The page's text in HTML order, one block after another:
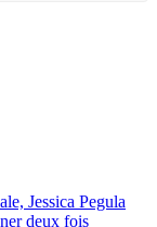
Jessica Pegula
deux fois